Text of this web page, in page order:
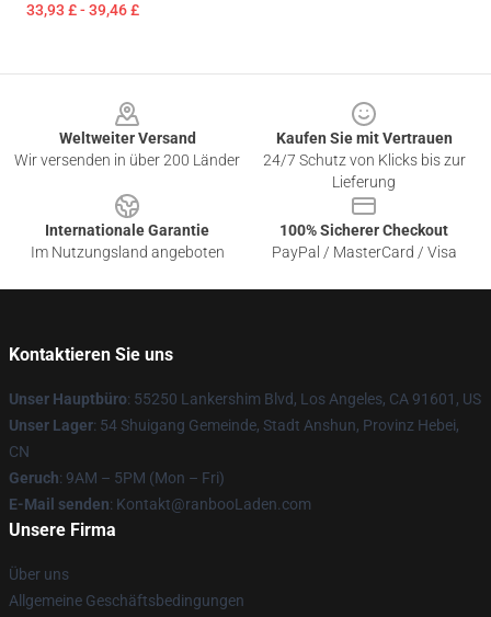
33,93 £ - 39,46 £
Weltweiter Versand
Wir versenden in über 200 Länder
Kaufen Sie mit Vertrauen
24/7 Schutz von Klicks bis zur
Lieferung
Internationale Garantie
Im Nutzungsland angeboten
100% Sicherer Checkout
PayPal / MasterCard / Visa
Kontaktieren Sie uns
Unser Hauptbüro: 55250 Lankershim Blvd, Los Angeles, CA 91601, US
Unser Lager: 54 Shuigang Gemeinde, Stadt Anshun, Provinz Hebei,
CN
Geruch: 9AM – 5PM (Mon – Fri)
E-Mail senden: Kontakt@ranbooLaden.com
Unsere Firma
Über uns
Allgemeine Geschäftsbedingungen